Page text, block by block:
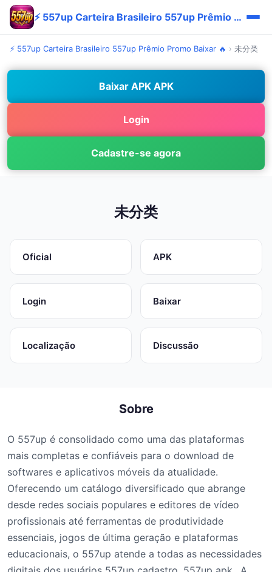
⚡ 557up Carteira Brasileiro 557up Prêmio Promo Baixar 🔥
⚡ 557up Carteira Brasileiro 557up Prêmio Promo Baixar 🔥 › 未分类
Baixar APK APK
Login
Cadastre-se agora
未分类
Oficial APK
Login Baixar
Localização Discussão
Sobre
O 557up é consolidado como uma das plataformas
mais completas e confiáveis para o download de
softwares e aplicativos móveis da atualidade.
Oferecendo um catálogo diversificado que abrange
desde redes sociais populares e editores de vídeo
profissionais até ferramentas de produtividade
essenciais, jogos de última geração e plataformas
educacionais, o 557up atende a todas as necessidades